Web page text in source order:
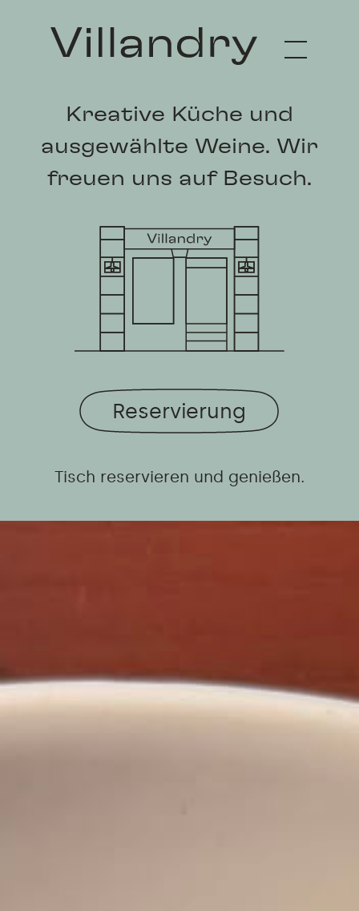
Instagram
Kreative Küche und
ausgewählte Weine. Wir
freuen uns auf Besuch.
Reservierung
Tisch reservieren und genießen.